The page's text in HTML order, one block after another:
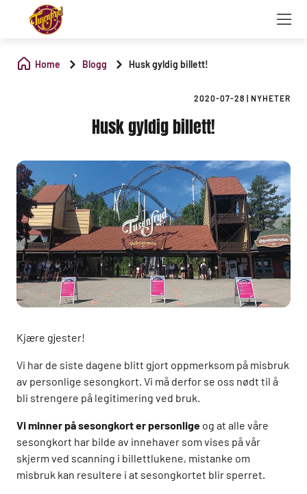
Home Blogg Husk gyldig billett!
2020-07-28 NYHETER
Husk gyldig billett!
Kjære gjester!
Vi har de siste dagene blitt gjort oppmerksom på misbruk
av personlige sesongkort. Vi må derfor se oss nødt til å
bli strengere på legitimering ved bruk.
Vi minner på sesongkort er personlige og at alle våre
sesongkort har bilde av innehaver som vises på vår
skjerm ved scanning i billettlukene, mistanke om
misbruk kan resultere i at sesongkortet blir sperret.